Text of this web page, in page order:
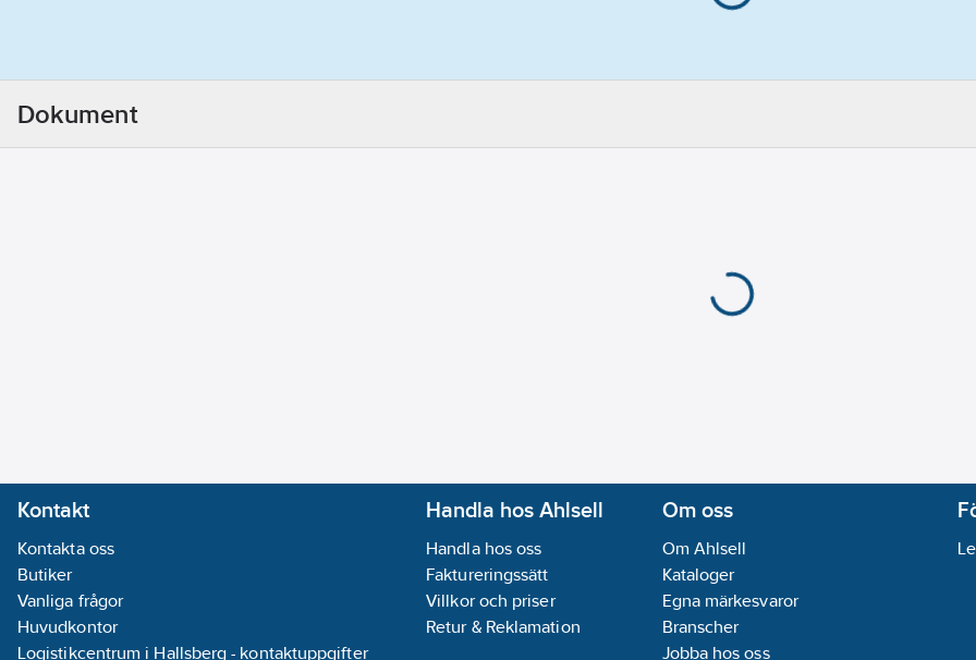
Dokument
Kontakt
Kontakta oss
Butiker
Vanliga frågor
Huvudkontor
Logistikcentrum i Hallsberg - kontaktuppgifter
Handla hos Ahlsell
Handla hos oss
Faktureringssätt
Villkor och priser
Retur & Reklamation
Om oss
Om Ahlsell
Kataloger
Egna märkesvaror
Branscher
Jobba hos oss